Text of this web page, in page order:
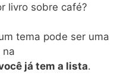
livro sobre café?
tema pode ser uma
na
já tem a lista.